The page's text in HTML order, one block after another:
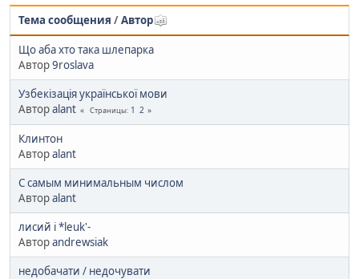
Тема сообщения /Автор
Що аба хто така шлепарка
Автор9roslava
Узбекізація української мови
Авторalant Страницы 1 2
Клинтон
Авторalant
С самым минимальным числом
Авторalant
лисий і *leuk'-
Авторandrewsiak
недобачати / недочувати